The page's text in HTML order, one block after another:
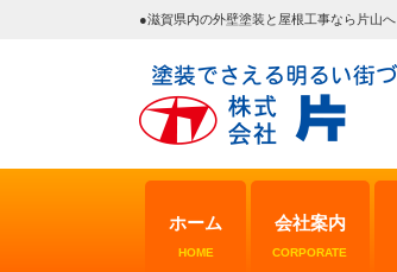
●滋賀県内の外壁塗装と屋根工事なら片山へ
ホーム
HOME
会社案内
CORPORATE